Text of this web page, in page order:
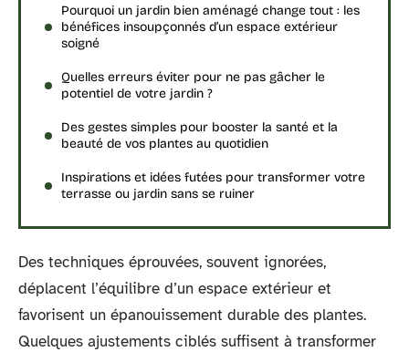
Pourquoi un jardin bien aménagé change tout : les
bénéfices insoupçonnés d’un espace extérieur
soigné
Quelles erreurs éviter pour ne pas gâcher le
potentiel de votre jardin ?
Des gestes simples pour booster la santé et la
beauté de vos plantes au quotidien
Inspirations et idées futées pour transformer votre
terrasse ou jardin sans se ruiner
Des techniques éprouvées, souvent ignorées,
déplacent l’équilibre d’un espace extérieur et
favorisent un épanouissement durable des plantes.
Quelques ajustements ciblés suffisent à transformer